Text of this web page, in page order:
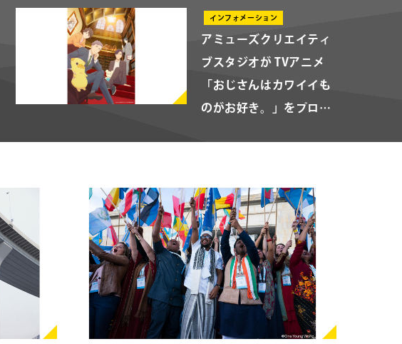
アーティスト募集
アミューズのソリューション
の若手アーティスト3組
が豊島の暮らしと交差
し、新たな価値を創造す
る～
インフォメーション
アミューズクリエイティ
ブスタジオが TVアニメ
「おじさんはカワイイも
のがお好き。」をプロデ